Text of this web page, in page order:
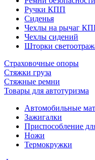
Ручки КПП
Сиденья
Чехлы на рычаг
Чехлы сидений
Шторки
Страховочные опоры
Стяжки груза
Стяжные ремни
Товары для автотуризма
Автомобильные
Зажигалки
Приспособление
Ножи
Термокружки